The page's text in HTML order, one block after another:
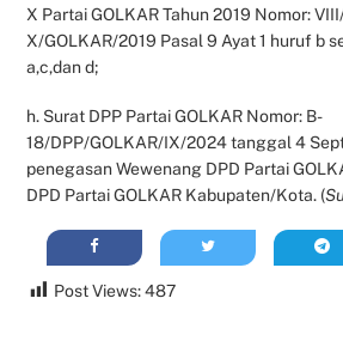
X Partai GOLKAR Tahun 2019 Nomor:
X/GOLKAR/2019 Pasal 9 Ayat 1 huruf b
a,c,dan d;
h. Surat DPP Partai GOLKAR Nomor: B-
18/DPP/GOLKAR/IX/2024 tanggal 4
penegasan Wewenang DPD Partai
DPD Partai GOLKAR Kabupaten/Kota. (
Post Views: 487